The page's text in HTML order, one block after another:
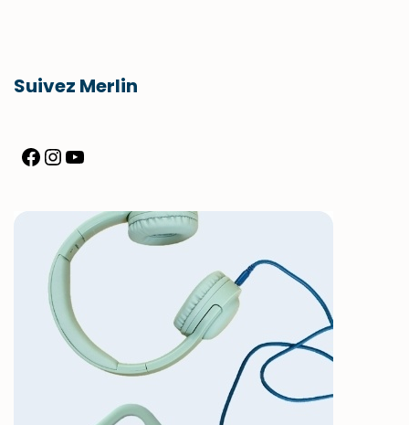
Suivez Merlin